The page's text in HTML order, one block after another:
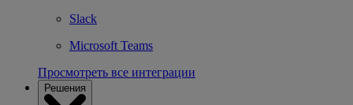
Slack
Microsoft Teams
Просмотреть все интеграции
Решения